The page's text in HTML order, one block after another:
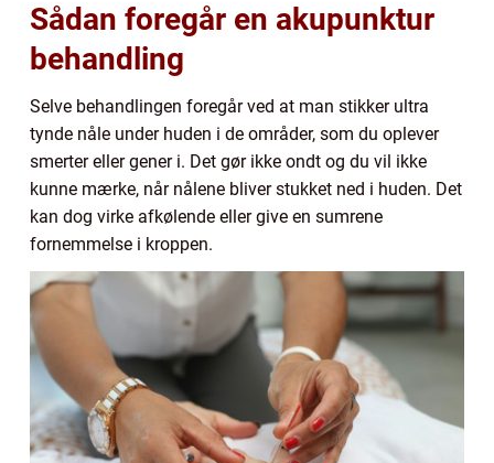
Sådan foregår en akupunktur
behandling
Selve behandlingen foregår ved at man stikker ultra
tynde nåle under huden i de områder, som du oplever
smerter eller gener i. Det gør ikke ondt og du vil ikke
kunne mærke, når nålene bliver stukket ned i huden. Det
kan dog virke afkølende eller give en sumrene
fornemmelse i kroppen.